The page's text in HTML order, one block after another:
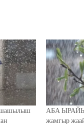
шашылыш
АБА
жамгыр